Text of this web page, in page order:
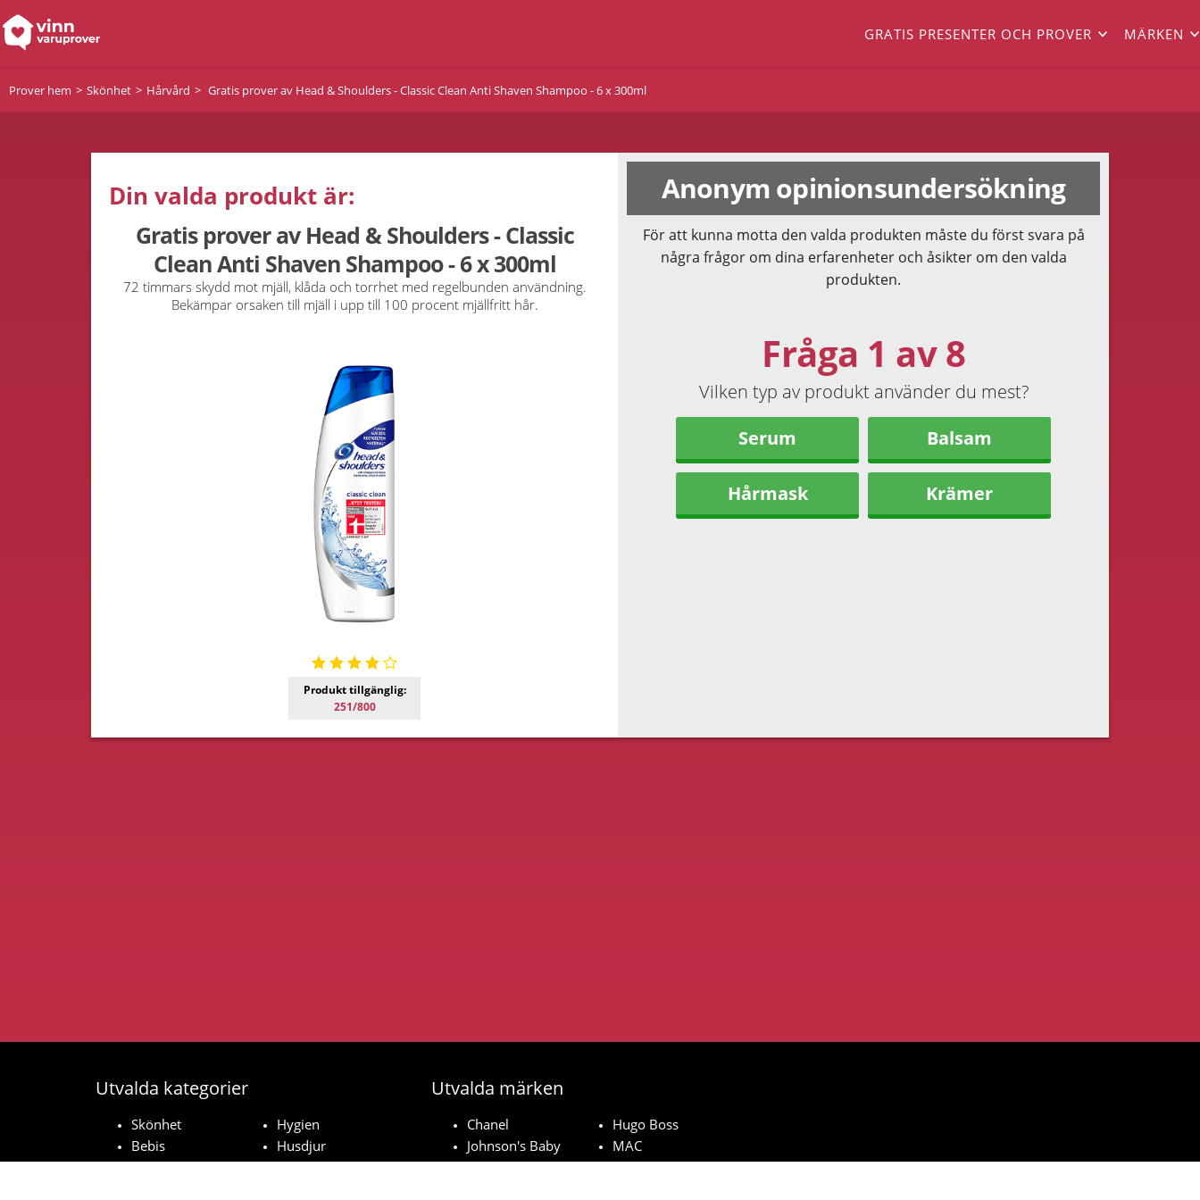
GRATIS PRESENTER OCH PROVER MÄRKEN
Prover hem Skönhet Hårvård Gratis prover av Head & Shoulders - Classic Clean Anti Shaven Shampoo - 6 x 300ml
Din valda produkt är:
Gratis prover av Head & Shoulders - Classic
Clean Anti Shaven Shampoo - 6 x 300ml
72 timmars skydd mot mjäll, klåda och torrhet med regelbunden användning.
Bekämpar orsaken till mjäll i upp till 100 procent mjällfritt hår.
Produkt tillgänglig:
251/800
Anonym opinionsundersökning
För att kunna motta den valda produkten måste du först svara på
några frågor om dina erfarenheter och åsikter om den valda
produkten.
Fråga 1 av 8
Vilken typ av produkt använder du mest?
Serum
Balsam
Hårmask Krämer
Utvalda kategorier
Skönhet
Hygien
Bebis
Husdjur
Hushåll
Utvalda märken
Chanel
Hugo Boss
Johnson's Baby
MAC
Bozita